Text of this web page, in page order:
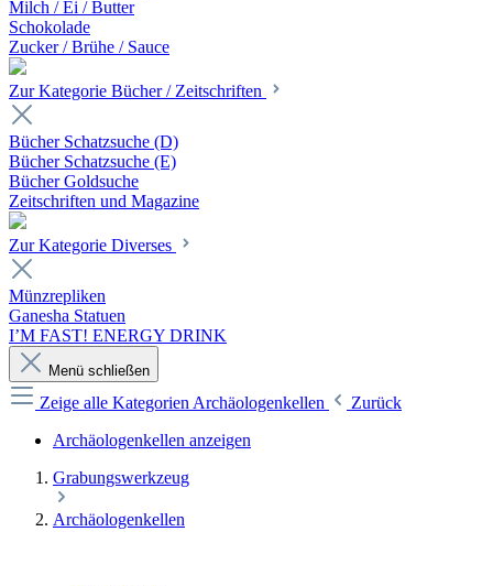
Milch / Ei / Butter
Schokolade
Zucker / Brühe / Sauce
Zur Kategorie Bücher / Zeitschriften
Bücher Schatzsuche (D)
Bücher Schatzsuche (E)
Bücher Goldsuche
Zeitschriften und Magazine
Zur Kategorie Diverses
Münzrepliken
Ganesha Statuen
I’M FAST! ENERGY DRINK
Menü schließen
Zeige alle Kategorien Archäologenkellen
Zurück
Archäologenkellen anzeigen
Grabungswerkzeug
Archäologenkellen